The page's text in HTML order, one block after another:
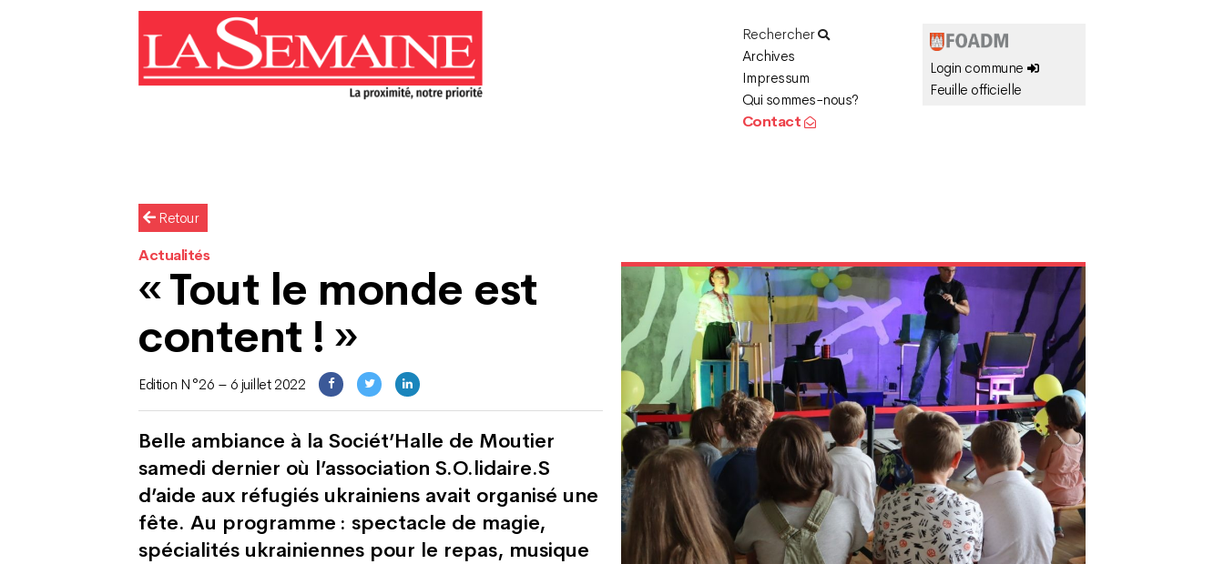
Rechercher
Archives
Impressum
Qui sommes-nous?
Contact
Login commune
Feuille officielle
Retour
Actualités
« Tout le monde est
content ! »
Edition N°26 – 6 juillet 2022
Belle ambiance à la Sociét’Halle de Moutier
samedi dernier où l’association S.O.lidaire.S
d’aide aux réfugiés ukrainiens avait organisé une
fête. Au programme : spectacle de magie,
spécialités ukrainiennes pour le repas, musique